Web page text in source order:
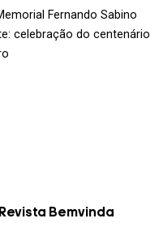
Fernando Sabino
celebração do centenário
Bemvinda